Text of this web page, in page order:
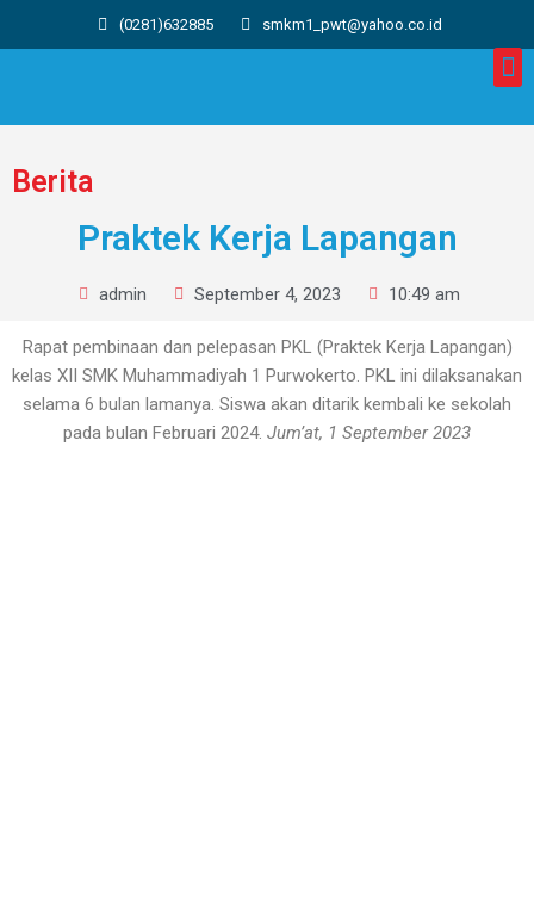
(0281)632885 smkm1_pwt@yahoo.co.id
Berita
Praktek Kerja Lapangan
admin September 4, 2023 10:49 am
Rapat pembinaan dan pelepasan PKL (Praktek Kerja Lapangan)
kelas XII SMK Muhammadiyah 1 Purwokerto. PKL ini dilaksanakan
selama 6 bulan lamanya. Siswa akan ditarik kembali ke sekolah
pada bulan Februari 2024. Jum’at, 1 September 2023